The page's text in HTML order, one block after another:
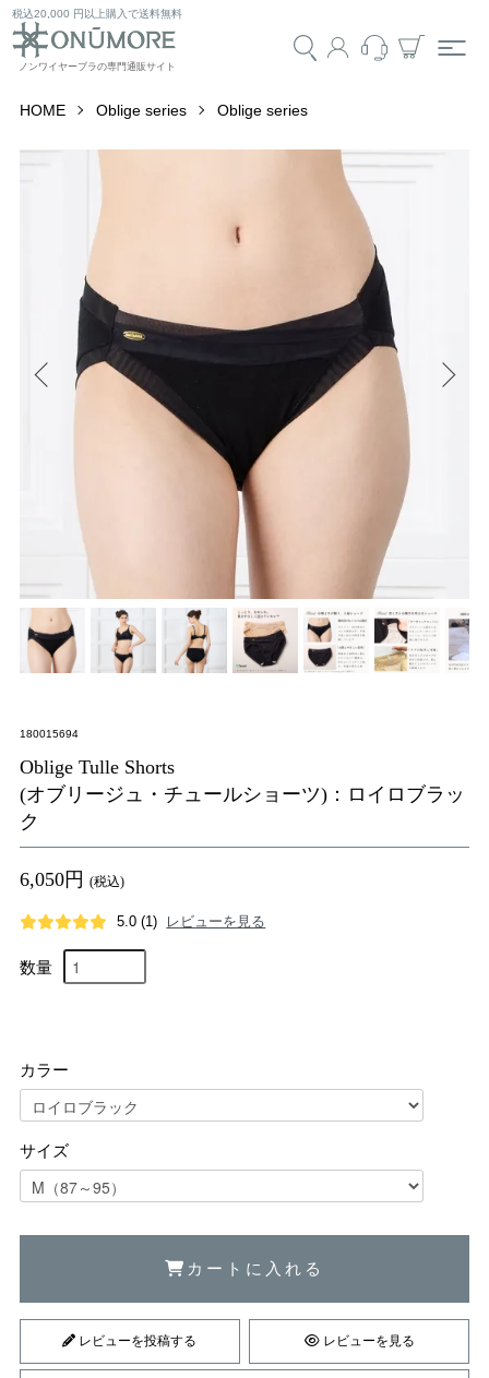
税込20,000 円以上購入で送料無料
HOME Oblige series Oblige series
180015694
Oblige Tulle Shorts
(オブリージュ・チュールショーツ)：ロイロブラッ
ク
6,050円 (税込)
5.0 (1) レビューを見る
数量
カラー
サイズ
カートに入れる
レビューを投稿する レビューを見る